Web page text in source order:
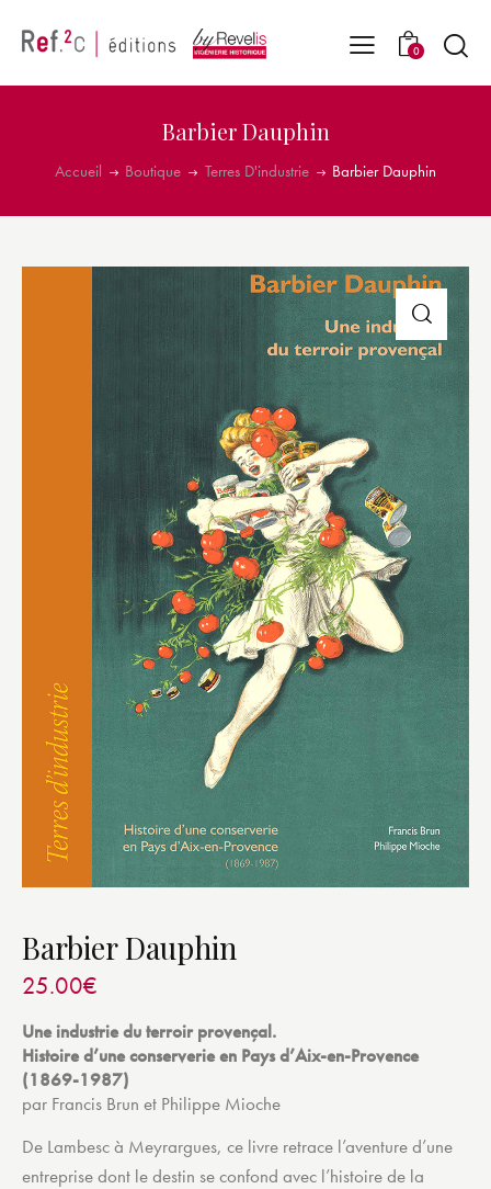
0
Barbier Dauphin
Accueil Boutique Terres D'industrie Barbier Dauphin
Barbier Dauphin
25.00€
Une industrie du terroir provençal.
Histoire d’une conserverie en Pays d’Aix-en-Provence
(1869-1987)
par Francis Brun et Philippe Mioche
De Lambesc à Meyrargues, ce livre retrace l’aventure d’une
entreprise dont le destin se confond avec l’histoire de la